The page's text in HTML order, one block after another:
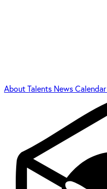
AboutTalents NewsCalendar